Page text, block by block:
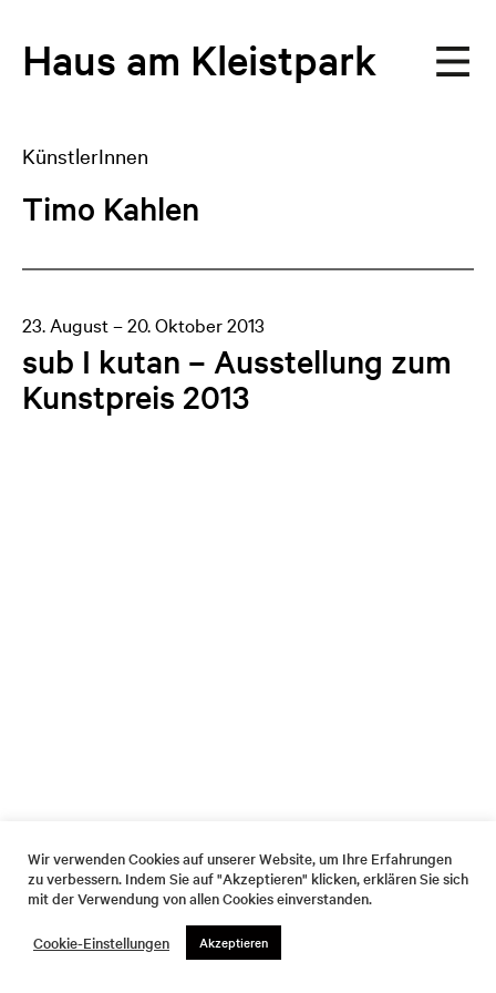
Haus am Kleistpark
KünstlerInnen
Timo Kahlen
23. August – 20. Oktober 2013
sub I kutan – Ausstellung zum
Kunstpreis 2013
Wir verwenden Cookies auf unserer Website, um Ihre Erfahrungen
zu verbessern. Indem Sie auf "Akzeptieren" klicken, erklären Sie sich
mit der Verwendung von allen Cookies einverstanden.
Cookie-Einstellungen Akzeptieren